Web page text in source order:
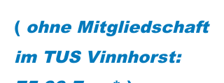
( ohne Mitgliedschaft
im TUS Vinnhorst: